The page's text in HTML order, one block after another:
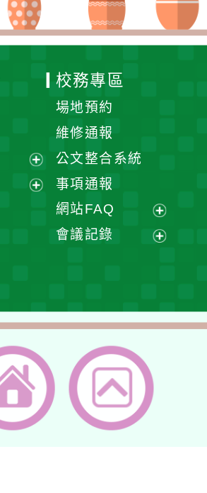
展
校務專區
場地預約
維修通報
公文整合系統
事項通報
網站FAQ
展
會議記錄
單